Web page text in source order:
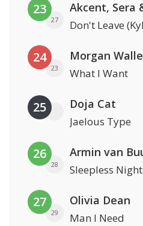
23
27
Akcent, Sera
Don't Leave
24
23
Morgan
What I Want
25 Doja Cat
Jaelous Type
26
28 Sleepless
27
29
Olivia Dean
Man I Need